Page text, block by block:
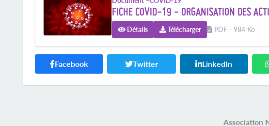
FICHE COVID-19 - ORGANISATION DES
Détails Télécharger PDF - 984 Ko
Facebook Twitter LinkedIn
Association